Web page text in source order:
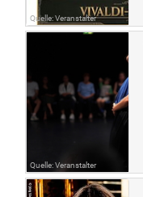
Quelle: Veranstalter
Quelle: Veranstalter